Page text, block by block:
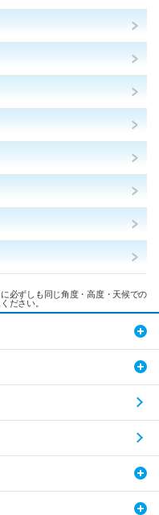
必ずしも同じ角度・高度・天候での
ださい。